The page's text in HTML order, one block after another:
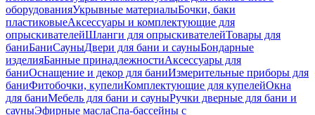
оборудованияУкрывные материалыБочки, баки
пластиковыеАксессуары и комплектующие для
опрыскивателейШланги для опрыскивателейТовары для
баниБаниСауныДвери для бани и сауныБондарные
изделияБанные принадлежностиАксессуары для
баниОснащение и декор для баниИзмерительные приборы для
баниФитобочки, купелиКомплектующие для купелейОкна
для баниМебель для бани и сауныРучки дверные для бани и
сауныЭфирные маслаСпа-бассейны с